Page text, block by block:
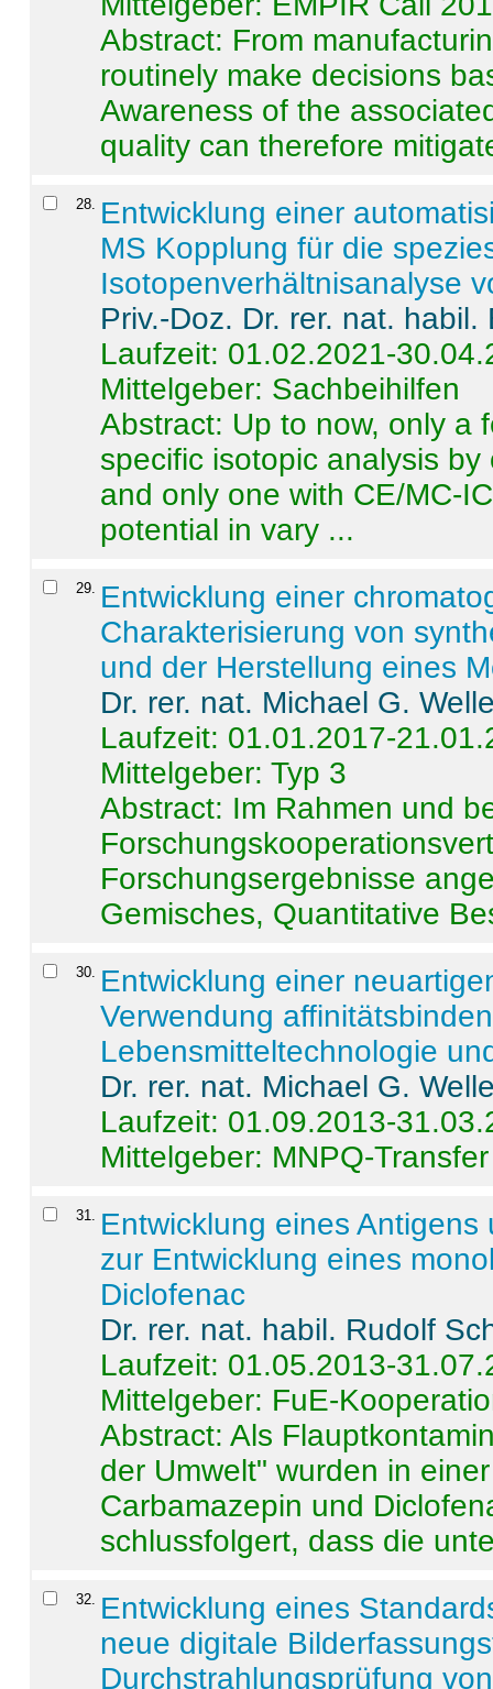
Abstract: From
routinely make decisions
Awareness of the
quality can therefore
28. Entwicklung einer
MS Kopplung für die
Isotopenverhältnisanalyse
Priv.-Doz. Dr. rer. nat.
Laufzeit: 01.02.2021-
Mittelgeber: Sachbeihilfen
Abstract: Up to now, only a
specific isotopic analysis
and only one with CE/MC-
potential in vary ...
29. Entwicklung einer
Charakterisierung von
und der Herstellung eines
Dr. rer. nat. Michael G.
Laufzeit: 01.01.2017-
Mittelgeber: Typ 3
Abstract: Im Rahmen und
Forschungsergebnisse
Gemisches, Quantitative
30. Entwicklung einer
Verwendung
Lebensmitteltechnologie
Dr. rer. nat. Michael G.
Laufzeit: 01.09.2013-
Mittelgeber: MNPQ-Transfer
31. Entwicklung eines
zur Entwicklung eines
Diclofenac
Dr. rer. nat. habil. Rudolf
Laufzeit: 01.05.2013-
Mittelgeber: FuE-
Abstract:Als
der Umwelt" wurden in
Carbamazepin und
schlussfolgert, dass die
32. Entwicklung eines
neue digitale
Durchstrahlungsprüfung